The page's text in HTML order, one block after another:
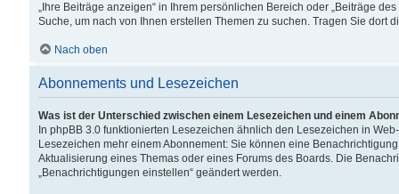
„Ihre Beiträge anzeigen“ in Ihrem persönlichen Bereich oder „Beiträge
Suche, um nach von Ihnen erstellen Themen zu suchen. Tragen Sie dort
Nach oben
Abonnements und Lesezeichen
Was ist der Unterschied zwischen einem Lesezeichen und einem
In phpBB 3.0 funktionierten Lesezeichen ähnlich den Lesezeichen in
Lesezeichen mehr einem Abonnement: Sie können eine
Aktualisierung eines Themas oder eines Forums des Boards. Die
„Benachrichtigungen einstellen“ geändert werden.